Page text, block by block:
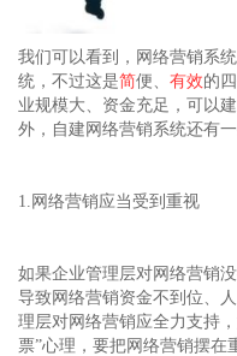
我们可以看到，网络营销系
统，不过这是简便、 有效的
业规模大、资金充足，可以
外，自建网络营销系统还有
1.网络营销应当受到重视
如果企业管理层对网络营销
导致网络营销资金不到位、
理层对网络营销应全力支持
票”心理，要把网络营销摆在